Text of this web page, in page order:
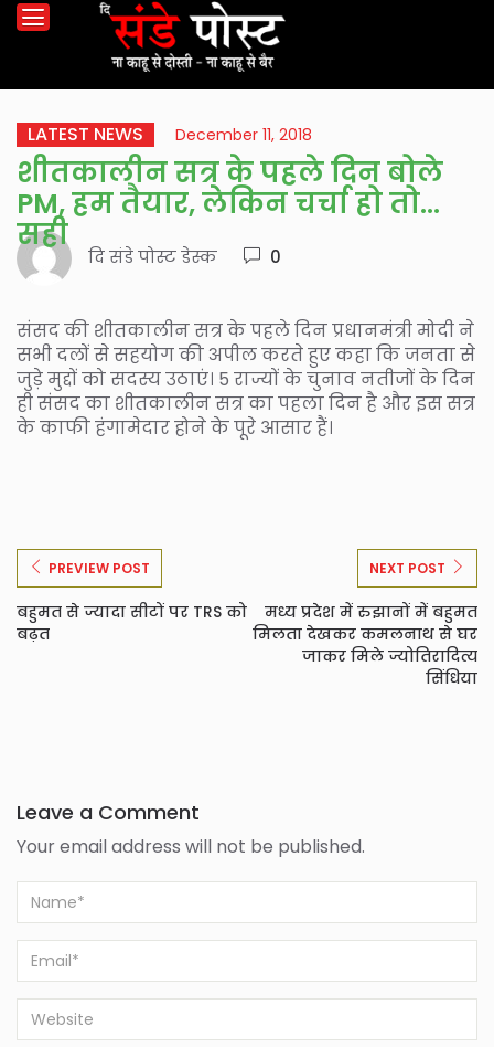
LATEST NEWS December 11, 2018
शीतकालीन सत्र के पहले दिन बोले
PM, हम तैयार, लेकिन चर्चा हो तो
सही
दि संडे पोस्ट डेस्क 0
संसद की शीतकालीन सत्र के पहले दिन प्रधानमंत्री मोदी ने
सभी दलों से सहयोग की अपील करते हुए कहा कि जनता से
जुड़े मुद्दों को सदस्य उठाएं। 5 राज्यों के चुनाव नतीजों के दिन
ही संसद का शीतकालीन सत्र का पहला दिन है और इस सत्र
के काफी हंगामेदार होने के पूरे आसार हैं।
PREVIEW POST
बहुमत से ज्यादा सीटों पर TRS को
बढ़त
NEXT POST
मध्य प्रदेश में रुझानों में बहुमत
मिलता देखकर कमलनाथ से घर
जाकर मिले ज्योतिरादित्य
सिंधिया
Leave a Comment
Your email address will not be published.